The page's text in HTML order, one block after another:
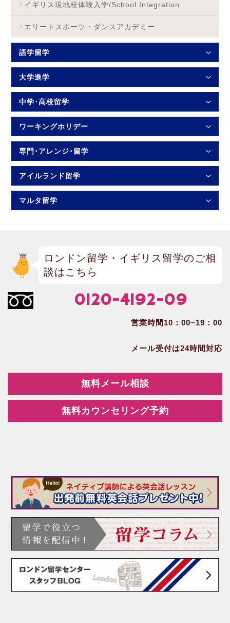
イギリス現地校体験入学/School Integration
エリートスポーツ・ダンスアカデミー
語学留学
大学進学
中学･高校留学
ワーキングホリデー
専門･アレンジ･留学
アイルランド留学
マルタ留学
ロンドン留学・イギリス留学のご相
談はこちら
0120-4192-09
営業時間10：00~19：00
メール受付は24時間対応
無料メール相談
無料カウンセリング予約